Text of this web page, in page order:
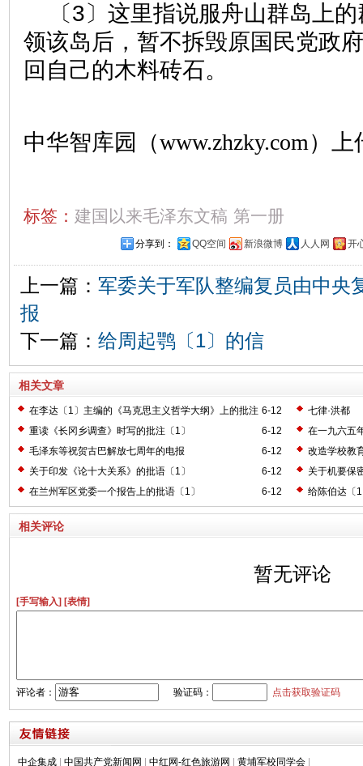
〔3〕这里指说服舟山群岛上
领该岛后，暂不拆毁原国民党政
回自己的木料砖石。
中华智库园（www.zhzky.com）上
标签： 建国以来毛泽东文稿 第一册
分享到： QQ空间 新浪微博 人人网 开
上一篇： 军委关于军队整编复员由中央
报
下一篇： 给周起鹗〔1〕的信
相关文章
6-12
在李达〔1〕主编的《马克思主义哲学大纲》上的批注
〔2〕
七律·洪都
6-12
重读《长冈乡调查》时写的批注〔1〕
在一九六五
6-12
毛泽东等祝贺古巴解放七周年的电报
改造学校教
6-12
关于印发《论十大关系》的批语〔1〕
关于机要保
6-12
在兰州军区党委一个报告上的批语〔1〕 给陈伯达〔
相关评论
暂无评论
[手写输入] [表情]
评论者： 验证码： 点击获取验证码
中企集成 | 中国共产党新闻网 | 中红网-红色旅游网 | 黄埔军校同学会 |